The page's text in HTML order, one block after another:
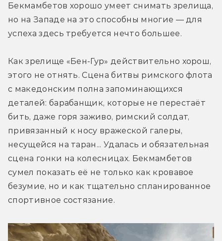
Бекмамбетов хорошо умеет снимать зрелища,
но на Западе на это способны многие — для
успеха здесь требуется нечто большее.
Как зрелище «Бен-Гур» действительно хорош,
этого не отнять. Сцена битвы римского флота
с македонским полна запоминающихся
деталей: барабанщик, которые не перестаёт
бить, даже горя заживо, римский солдат,
привязанный к носу вражеской галеры,
несущейся на таран... Удалась и обязательная
сцена гонки на колесницах. Бекмамбетов
сумел показать её не только как кровавое
безумие, но и как тщательно спланированное
спортивное состязание.